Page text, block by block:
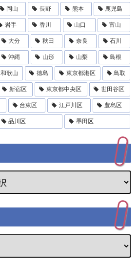
岡山 長野 熊本 鹿児島
岩手 香川 山口 富山
大分 秋田 奈良 石川
沖縄 山形 山梨 島根
和歌山 徳島 東京都港区 鳥取
新宿区 東京都中央区 世田谷区
台東区 江戸川区 豊島区
品川区 墨田区